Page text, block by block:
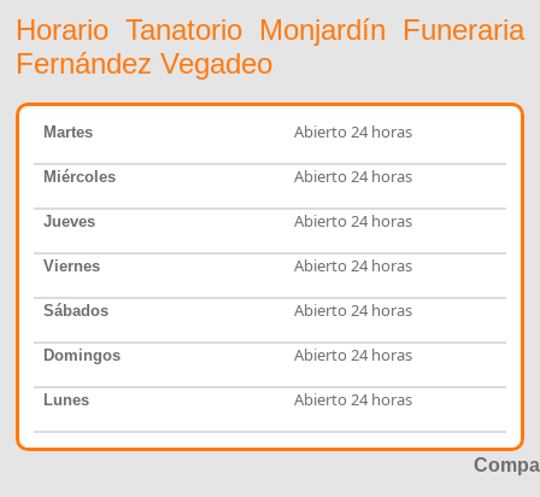
Horario Tanatorio Monjardín Funeraria
Fernández Vegadeo
Martes Abierto 24 horas
Miércoles Abierto 24 horas
Jueves Abierto 24 horas
Viernes Abierto 24 horas
Sábados Abierto 24 horas
Domingos Abierto 24 horas
Lunes Abierto 24 horas